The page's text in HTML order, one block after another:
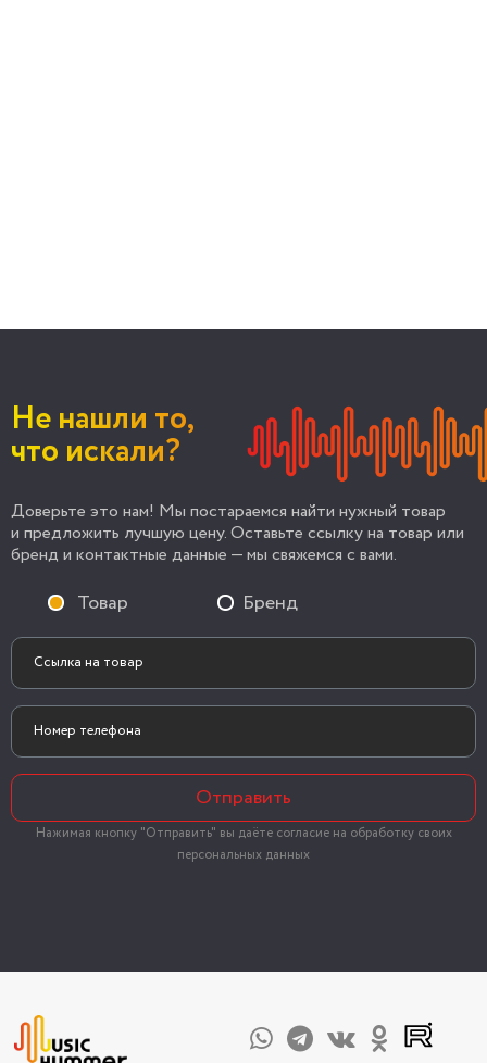
Не нашли то,
что искали?
Доверьте это нам! Мы постараемся найти нужный товар
и предложить лучшую цену. Оставьте ссылку на товар или
бренд и контактные данные — мы свяжемся с вами.
Товар Бренд
Отправить
Нажимая кнопку "Отправить" вы даёте согласие на обработку своих
персональных данных